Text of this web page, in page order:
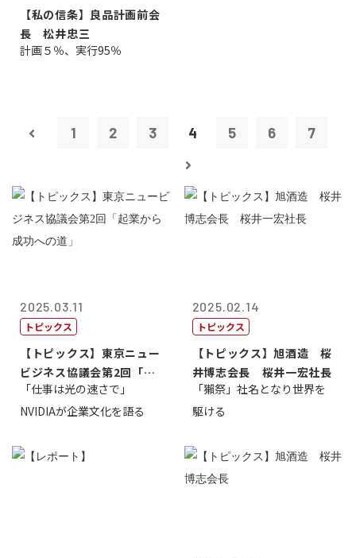
【私の信条】良品計画前会
長 松井忠三
計画５％、実行95％
1 2 3 4 5 6 7
2025.03.11
トピックス
【トピックス】東京ニュー
ビジネス協議会第2回「起
業から成功へ...
「仕事は光の速さで」
NVIDIAが企業文化を語る
2025.02.14
トピックス
【トピックス】旭酒造 桜
井博志会長 桜井一宏社長
「獺祭」社名となり世界を
駆ける